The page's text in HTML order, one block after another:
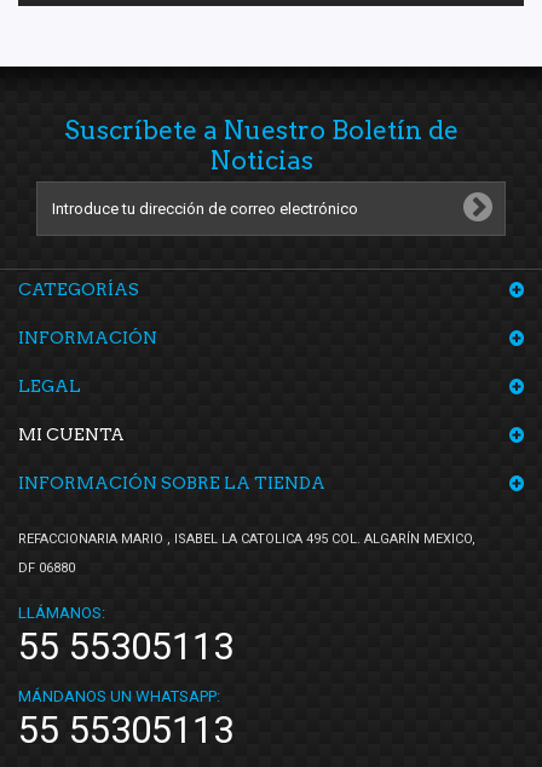
Suscríbete a Nuestro Boletín de
Noticias
CATEGORÍAS
INFORMACIÓN
LEGAL
MI CUENTA
INFORMACIÓN SOBRE LA TIENDA
REFACCIONARIA MARIO , ISABEL LA CATOLICA 495 COL. ALGARÍN MEXICO,
DF 06880
LLÁMANOS:
55 55305113
MÁNDANOS UN WHATSAPP:
55 55305113